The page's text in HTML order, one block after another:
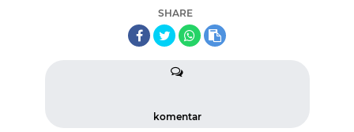
SHARE
komentar